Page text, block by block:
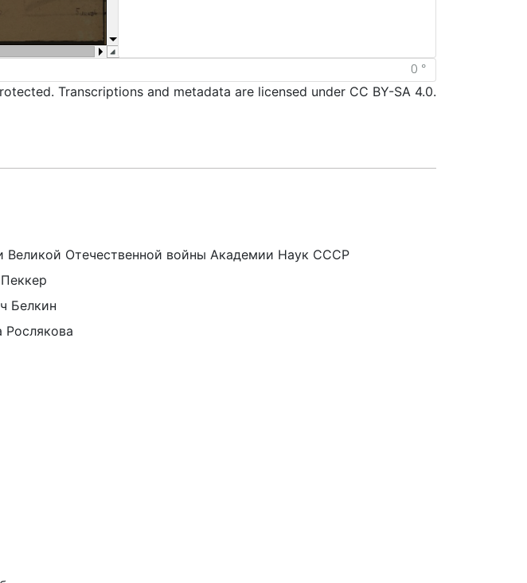
Transcriptions and metadata are licensed under CC BY-SA 4.0.
Великой Отечественной войны Академии Наук СССР
Белкин
Рослякова